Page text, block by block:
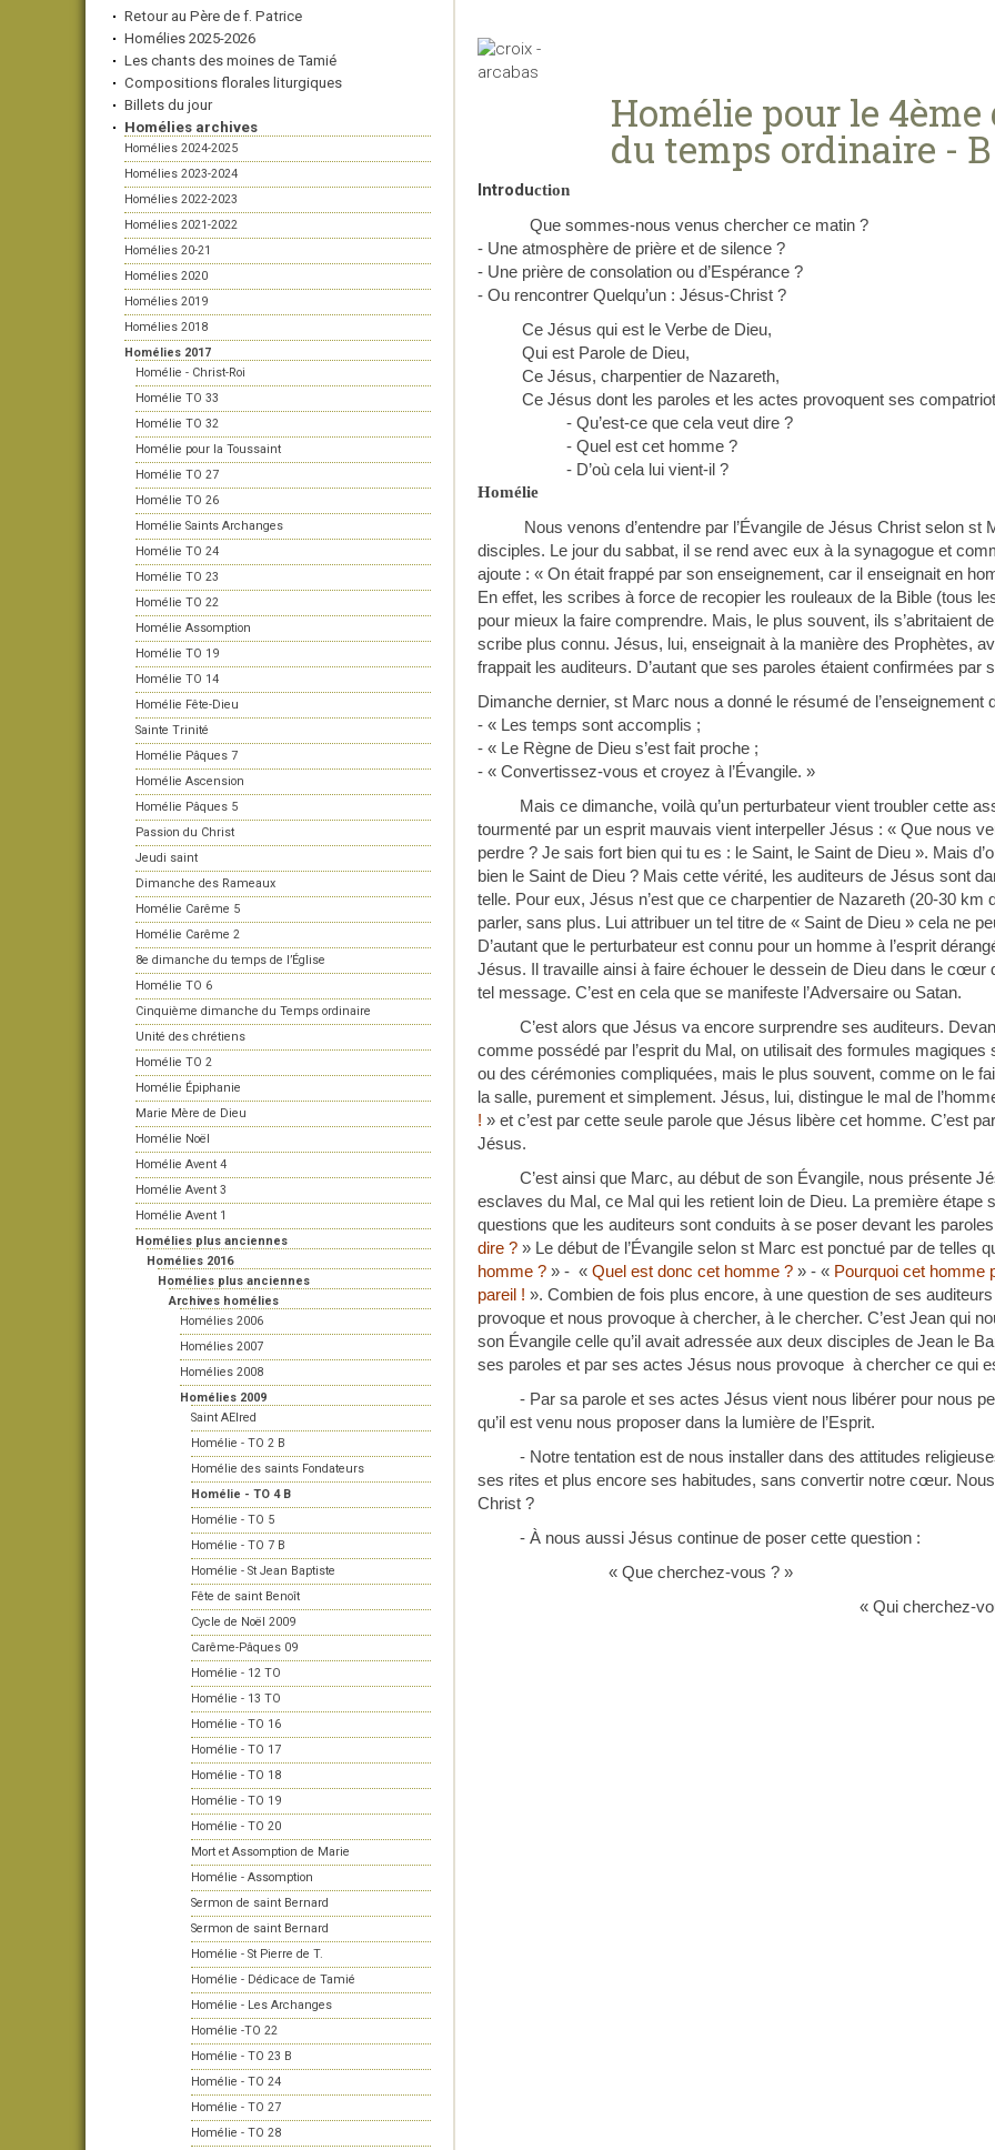
Retour au Père de f. Patrice
Homélies 2025-2026
Les chants des moines de Tamié
Compositions florales liturgiques
Billets du jour
Homélies archives
Homélies 2024-2025
Homélies 2023-2024
Homélies 2022-2023
Homélies 2021-2022
Homélies 20-21
Homélies 2020
Homélies 2019
Homélies 2018
Homélies 2017
Homélie - Christ-Roi
Homélie TO 33
Homélie TO 32
Homélie pour la Toussaint
Homélie TO 27
Homélie TO 26
Homélie Saints Archanges
Homélie TO 24
Homélie TO 23
Homélie TO 22
Homélie Assomption
Homélie TO 19
Homélie TO 14
Homélie Fête-Dieu
Sainte Trinité
Homélie Pâques 7
Homélie Ascension
Homélie Pâques 5
Passion du Christ
Jeudi saint
Dimanche des Rameaux
Homélie Carême 5
Homélie Carême 2
8e dimanche du temps de l’Église
Homélie TO 6
Cinquième dimanche du Temps ordinaire
Unité des chrétiens
Homélie TO 2
Homélie Épiphanie
Marie Mère de Dieu
Homélie Noël
Homélie Avent 4
Homélie Avent 3
Homélie Avent 1
Homélies plus anciennes
Homélies 2016
Homélies plus anciennes
Archives homélies
Homélies 2006
Homélies 2007
Homélies 2008
Homélies 2009
Saint AElred
Homélie - TO 2 B
Homélie des saints Fondateurs
Homélie - TO 4 B
Homélie - TO 5
Homélie - TO 7 B
Homélie - St Jean Baptiste
Fête de saint Benoît
Cycle de Noël 2009
Carême-Pâques 09
Homélie - 12 TO
Homélie - 13 TO
Homélie - TO 16
Homélie - TO 17
Homélie - TO 18
Homélie - TO 19
Homélie - TO 20
Mort et Assomption de Marie
Homélie - Assomption
Sermon de saint Bernard
Sermon de saint Bernard
Homélie - St Pierre de T.
Homélie - Dédicace de Tamié
Homélie - Les Archanges
Homélie -TO 22
Homélie - TO 23 B
Homélie - TO 24
Homélie - TO 27
Homélie - TO 28
Homélie pour le
du temps ordinaire - B
Introduction
Que sommes-nous venus chercher ce matin ?
- Une atmosphère de prière et de silence ?
- Une prière de consolation ou d’Espérance ?
- Ou rencontrer Quelqu’un : Jésus-Christ ?
Ce Jésus qui est le Verbe de Dieu,
Qui est Parole de Dieu,
Ce Jésus, charpentier de Nazareth,
Ce Jésus dont les paroles et les actes provoquent ses
- Qu’est-ce que cela veut dire ?
- Quel est cet homme ?
- D’où cela lui vient-il ?
Homélie
Nous venons d’entendre par l’Évangile de Jésus Christ selon
disciples. Le jour du sabbat, il se rend avec eux à la synagogue et
ajoute : « On était frappé par son enseignement, car il enseignait en
En effet, les scribes à force de recopier les rouleaux de la Bible (tous
pour mieux la faire comprendre. Mais, le plus souvent, ils s’abritaient
scribe plus connu. Jésus, lui, enseignait à la manière des Prophètes,
frappait les auditeurs. D’autant que ses paroles étaient confirmées par
Dimanche dernier, st Marc nous a donné le résumé de l’enseignement
- « Les temps sont accomplis ;
- « Le Règne de Dieu s’est fait proche ;
- « Convertissez-vous et croyez à l’Évangile. »
Mais ce dimanche, voilà qu’un perturbateur vient troubler cette
tourmenté par un esprit mauvais vient interpeller Jésus : « Que nous
perdre ? Je sais fort bien qui tu es : le Saint, le Saint de Dieu ». Mais
bien le Saint de Dieu ? Mais cette vérité, les auditeurs de Jésus sont
telle. Pour eux, Jésus n’est que ce charpentier de Nazareth (20-30
parler, sans plus. Lui attribuer un tel titre de « Saint de Dieu » cela ne
D’autant que le perturbateur est connu pour un homme à l’esprit
Jésus. Il travaille ainsi à faire échouer le dessein de Dieu dans le
tel message. C’est en cela que se manifeste l’Adversaire ou Satan.
C’est alors que Jésus va encore surprendre ses auditeurs.
comme possédé par l’esprit du Mal, on utilisait des formules
ou des cérémonies compliquées, mais le plus souvent, comme on le
la salle, purement et simplement. Jésus, lui, distingue le mal de
! » et c’est par cette seule parole que Jésus libère cet homme. C’est
Jésus.
C’est ainsi que Marc, au début de son Évangile, nous présente
esclaves du Mal, ce Mal qui les retient loin de Dieu. La première étape
questions que les auditeurs sont conduits à se poser devant les
dire ?» Le début de l’Évangile selon st Marc est ponctué par de telles
homme ? » - « Quel est donc cet homme ?» - « Pourquoi cet homme
pareil ! ». Combien de fois plus encore, à une question de ses
provoque et nous provoque à chercher, à le chercher. C’est Jean qui
son Évangile celle qu’il avait adressée aux deux disciples de Jean le
ses paroles et par ses actes Jésus nous provoque à chercher ce qui
- Par sa parole et ses actes Jésus vient nous libérer pour nous
qu’il est venu nous proposer dans la lumière de l’Esprit.
- Notre tentation est de nous installer dans des attitudes
ses rites et plus encore ses habitudes, sans convertir notre cœur.
Christ ?
- À nous aussi Jésus continue de poser cette question :
« Que cherchez-vous ? »
« Qui cherchez-